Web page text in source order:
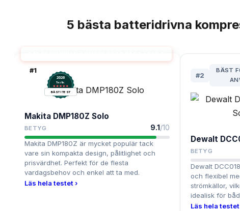
5 bästa batteridrivna
#1
2026
Testix.
BÄST I TEST
Makita DMP180Z Solo
BETYG 9.1/10
Makita DMP180Z är mycket populär tack
vare sin kompakta design, pålitlighet och
prisvärdhet. Perfekt för de flesta
vardagsbehov och enkel att ta med.
Läs hela testet ›
#2
BÄST
Dewalt
BETYG
Dewalt
och flexibel
strömkällor,
idealisk för
Läs hela testet